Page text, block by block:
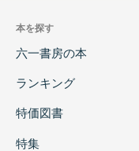
本を探す
六一書房の本
ランキング
特価図書
特集